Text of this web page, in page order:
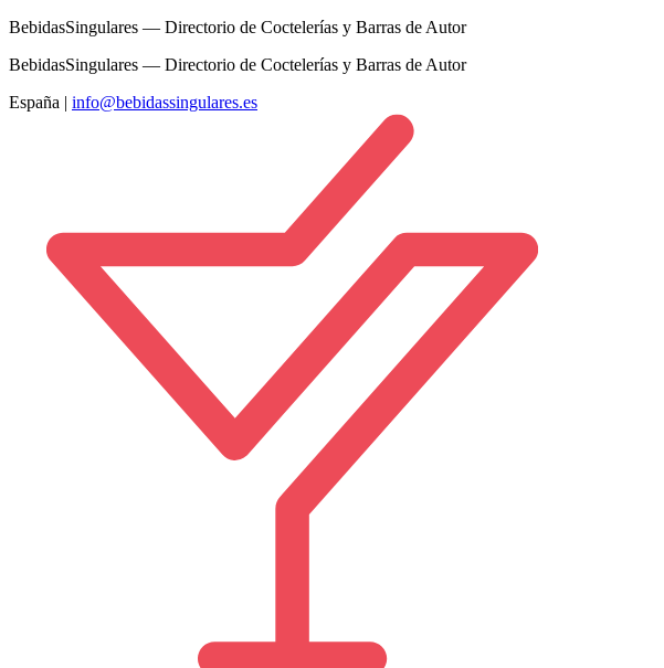
BebidasSingulares — Directorio de Coctelerías y Barras de Autor
BebidasSingulares — Directorio de Coctelerías y Barras de Autor
España | info@bebidassingulares.es